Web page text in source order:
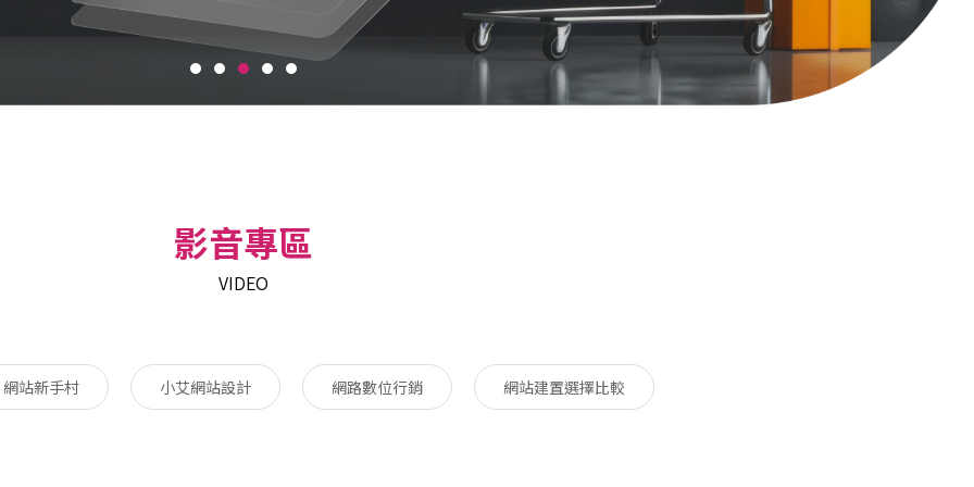
影音專區
VIDEO
網站新手村 小艾網站設計 網路數位行銷 網站建置選擇比較